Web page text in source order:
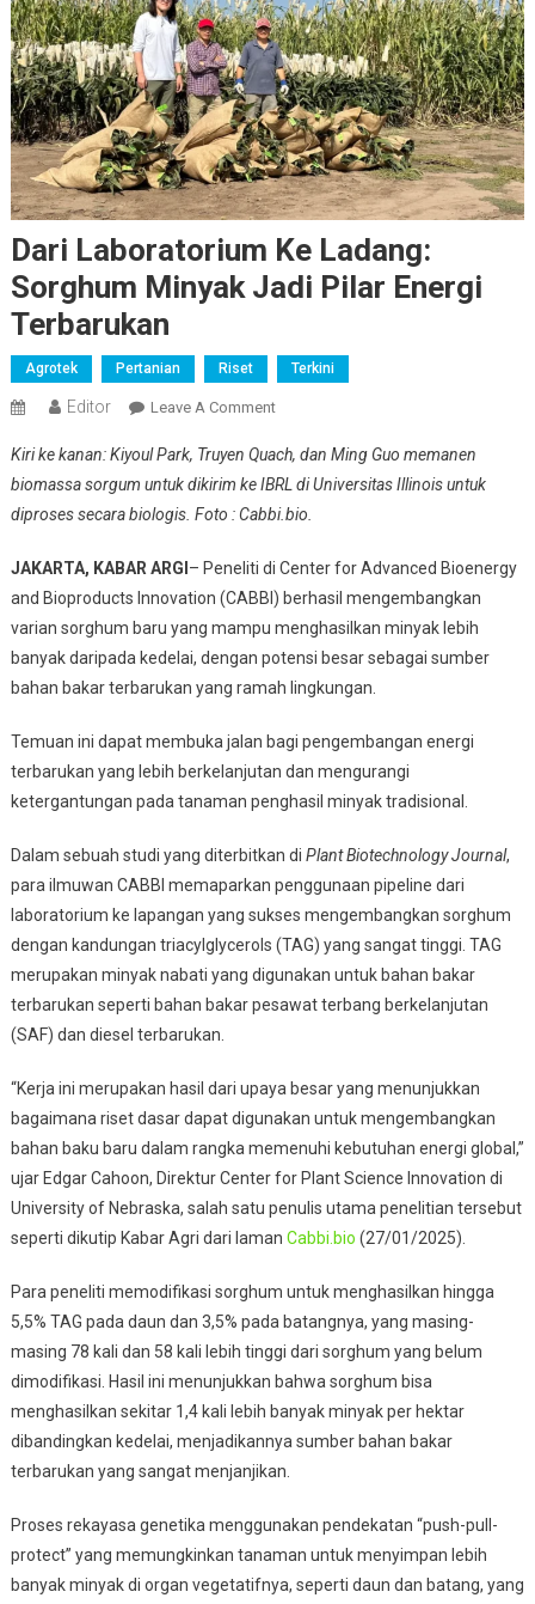
Dari Laboratorium Ke Ladang:
Sorghum Minyak Jadi Pilar Energi
Terbarukan
Agrotek Pertanian Riset Terkini
Editor Leave A CommentOn
Laboratorium
Ke
Ladang:
Minyak
Jadi
Pilar
Energi
Terbarukan
Kiri ke kanan: Kiyoul Park, Truyen Quach, dan Ming Guo memanen
biomassa sorgum untuk dikirim ke IBRL di Universitas Illinois untuk
diproses secara biologis. Foto : Cabbi.bio.
JAKARTA, KABAR ARGI – Peneliti di Center for Advanced Bioenergy
and Bioproducts Innovation (CABBI) berhasil mengembangkan
varian sorghum baru yang mampu menghasilkan minyak lebih
banyak daripada kedelai, dengan potensi besar sebagai sumber
bahan bakar terbarukan yang ramah lingkungan.
Temuan ini dapat membuka jalan bagi pengembangan energi
terbarukan yang lebih berkelanjutan dan mengurangi
ketergantungan pada tanaman penghasil minyak tradisional.
Dalam sebuah studi yang diterbitkan di Plant Biotechnology Journal,
para ilmuwan CABBI memaparkan penggunaan pipeline dari
laboratorium ke lapangan yang sukses mengembangkan sorghum
dengan kandungan triacylglycerols (TAG) yang sangat tinggi. TAG
merupakan minyak nabati yang digunakan untuk bahan bakar
terbarukan seperti bahan bakar pesawat terbang berkelanjutan
(SAF) dan diesel terbarukan.
“Kerja ini merupakan hasil dari upaya besar yang menunjukkan
bagaimana riset dasar dapat digunakan untuk mengembangkan
bahan baku baru dalam rangka memenuhi kebutuhan energi global,”
ujar Edgar Cahoon, Direktur Center for Plant Science Innovation di
University of Nebraska, salah satu penulis utama penelitian tersebut
seperti dikutip Kabar Agri dari laman Cabbi.bio (27/01/2025).
Para peneliti memodifikasi sorghum untuk menghasilkan hingga
5,5% TAG pada daun dan 3,5% pada batangnya, yang masing-
masing 78 kali dan 58 kali lebih tinggi dari sorghum yang belum
dimodifikasi. Hasil ini menunjukkan bahwa sorghum bisa
menghasilkan sekitar 1,4 kali lebih banyak minyak per hektar
dibandingkan kedelai, menjadikannya sumber bahan bakar
terbarukan yang sangat menjanjikan.
Proses rekayasa genetika menggunakan pendekatan “push-pull-
protect” yang memungkinkan tanaman untuk menyimpan lebih
banyak minyak di organ vegetatifnya, seperti daun dan batang, yang